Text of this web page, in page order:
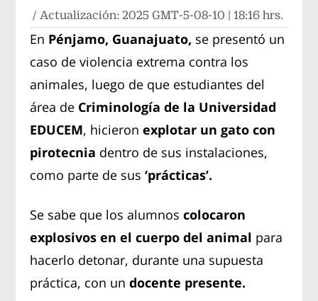
/ Actualización:2025 GMT-5-08-10 | 18:16 hrs.
En Pénjamo, Guanajuato, se presentó un
caso de violencia extrema contra los
animales, luego de que estudiantes del
área de Criminología de la Universidad
EDUCEM, hicieronexplotar un gato con
pirotecnia dentro de sus instalaciones,
como parte de sus‘prácticas’.
Se sabe que los alumnoscolocaron
explosivos en el cuerpo del animal para
hacerlo detonar, durante una supuesta
práctica, con undocente presente.